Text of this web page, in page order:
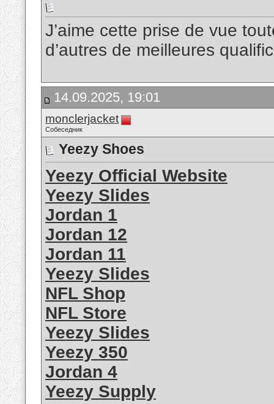
J’aime cette prise de vue
d’autres de meilleures
14.09.2025, 19:01
monclerjacket
Собеседник
Yeezy Shoes
Yeezy Official Website
Yeezy Slides
Jordan 1
Jordan 12
Jordan 11
Yeezy Slides
NFL Shop
NFL Store
Yeezy Slides
Yeezy 350
Jordan 4
Yeezy Supply